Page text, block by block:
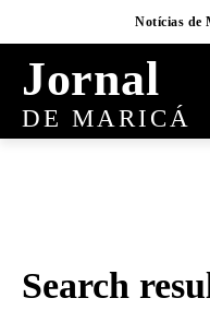
Notícias de
Jornal
DE MARICÁ
Search